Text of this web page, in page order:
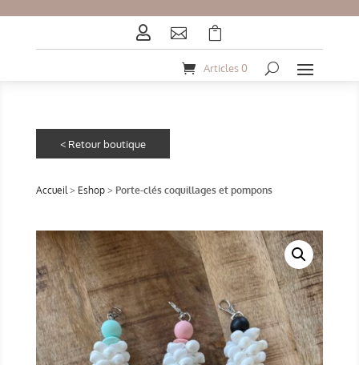
  
Articles 0
Accueil> Eshop> Porte-clés coquillages et pompons